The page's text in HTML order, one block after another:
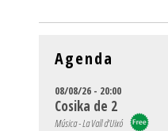
Agenda
08/08/26 - 20:00
Cosika de 2
Música - La Vall d'Uixó